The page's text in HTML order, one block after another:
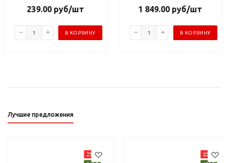
239.00руб/шт
В КОРЗИНУ
1 849.00 руб/шт
В КОРЗИНУ
Лучшие предложения